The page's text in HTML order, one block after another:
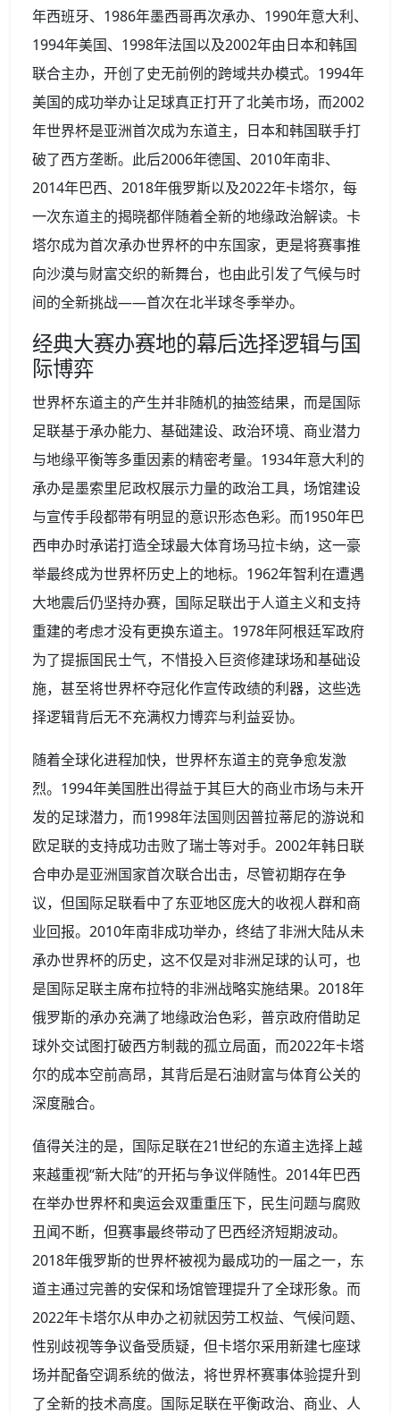
年西班牙、1986年墨西哥再次承办、1990年意大利、
1994年美国、1998年法国以及2002年由日本和韩国
联合主办，开创了史无前例的跨域共办模式。1994年
美国的成功举办让足球真正打开了北美市场，而2002
年世界杯是亚洲首次成为东道主，日本和韩国联手打
破了西方垄断。此后2006年德国、2010年南非、
2014年巴西、2018年俄罗斯以及2022年卡塔尔，每
一次东道主的揭晓都伴随着全新的地缘政治解读。卡
塔尔成为首次承办世界杯的中东国家，更是将赛事推
向沙漠与财富交织的新舞台，也由此引发了气候与时
间的全新挑战——首次在北半球冬季举办。
经典大赛办赛地的幕后选择逻辑与国
际博弈
世界杯东道主的产生并非随机的抽签结果，而是国际
足联基于承办能力、基础建设、政治环境、商业潜力
与地缘平衡等多重因素的精密考量。1934年意大利的
承办是墨索里尼政权展示力量的政治工具，场馆建设
与宣传手段都带有明显的意识形态色彩。而1950年巴
西申办时承诺打造全球最大体育场马拉卡纳，这一豪
举最终成为世界杯历史上的地标。1962年智利在遭遇
大地震后仍坚持办赛，国际足联出于人道主义和支持
重建的考虑才没有更换东道主。1978年阿根廷军政府
为了提振国民士气，不惜投入巨资修建球场和基础设
施，甚至将世界杯夺冠化作宣传政绩的利器，这些选
择逻辑背后无不充满权力博弈与利益妥协。
随着全球化进程加快，世界杯东道主的竞争愈发激
烈。1994年美国胜出得益于其巨大的商业市场与未开
发的足球潜力，而1998年法国则因普拉蒂尼的游说和
欧足联的支持成功击败了瑞士等对手。2002年韩日联
合申办是亚洲国家首次联合出击，尽管初期存在争
议，但国际足联看中了东亚地区庞大的收视人群和商
业回报。2010年南非成功举办，终结了非洲大陆从未
承办世界杯的历史，这不仅是对非洲足球的认可，也
是国际足联主席布拉特的非洲战略实施结果。2018年
俄罗斯的承办充满了地缘政治色彩，普京政府借助足
球外交试图打破西方制裁的孤立局面，而2022年卡塔
尔的成本空前高昂，其背后是石油财富与体育公关的
深度融合。
值得关注的是，国际足联在21世纪的东道主选择上越
来越重视“新大陆”的开拓与争议伴随性。2014年巴西
在举办世界杯和奥运会双重重压下，民生问题与腐败
丑闻不断，但赛事最终带动了巴西经济短期波动。
2018年俄罗斯的世界杯被视为最成功的一届之一，东
道主通过完善的安保和场馆管理提升了全球形象。而
2022年卡塔尔从申办之初就因劳工权益、气候问题、
性别歧视等争议备受质疑，但卡塔尔采用新建七座球
场并配备空调系统的做法，将世界杯赛事体验提升到
了全新的技术高度。国际足联在平衡政治、商业、人